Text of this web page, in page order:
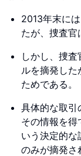
2013年末に
たが、捜査官
しかし、捜
ルを摘発した
ためである。
具体的な取引
その情報を得
いう決定的
のみが摘発さ